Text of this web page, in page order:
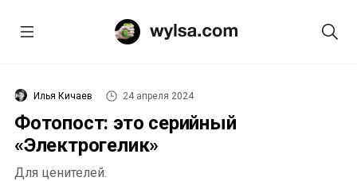
Илья Кичаев 24 апреля 2024
Фотопост: это серийный
«Электрогелик»
Для ценителей.